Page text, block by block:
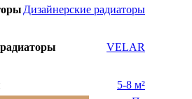
Дизайнерские радиаторы
VELAR
5-8 м²